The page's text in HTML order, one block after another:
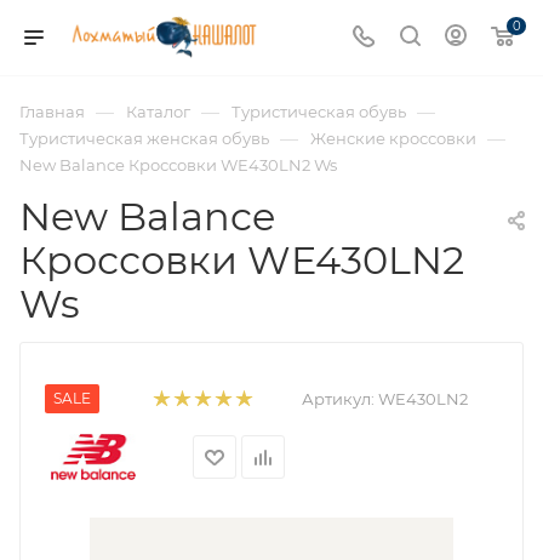
0
Главная — Каталог — Туристическая обувь —
Туристическая женская обувь — Женские кроссовки —
New Balance Кроссовки WE430LN2 Ws
New Balance
Кроссовки WE430LN2
Ws
SALE Артикул: WE430LN2